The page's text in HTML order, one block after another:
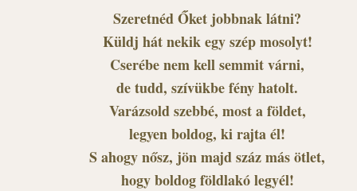
Szeretnéd Őket jobbnak látni?
Küldj hát nekik egy szép mosolyt!
Cserébe nem kell semmit várni,
de tudd, szívükbe fény hatolt.
Varázsold szebbé, most a földet,
legyen boldog, ki rajta él!
S ahogy nősz, jön majd száz más ötlet,
hogy boldog földlakó legyél!